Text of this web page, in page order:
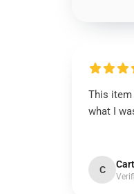
This item
what I
C